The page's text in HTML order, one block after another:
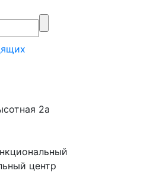
2a
центр